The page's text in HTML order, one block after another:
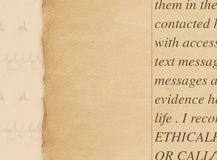
contacted
with
text
messages
evidence
life . I
OR